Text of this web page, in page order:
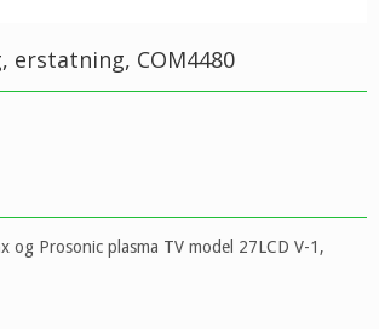
erstatning, COM4480
og Prosonic plasma TV model 27LCD V-1,